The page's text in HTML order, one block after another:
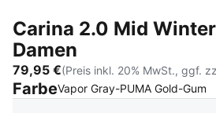
Carina 2.0 Mid
Damen
79,95 €(Preis inkl. 20% MwSt., ggf.
FarbeVapor Gray-PUMA Gold-Gum